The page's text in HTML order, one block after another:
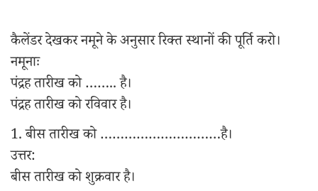
कैलेंडर देखकर नमूने के अनुसार रिक्त स्थानों की पूर्ति करो।
नमूनाः
पंद्रह तारीख को …….. है।
पंद्रह तारीख को रविवार है।
1. बीस तारीख को …………………………है।
उत्तर:
बीस तारीख को शुक्रवार है।